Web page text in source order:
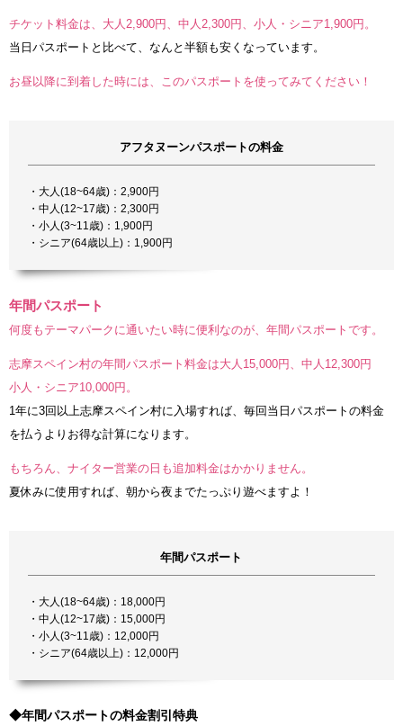
チケット料金は、大人2,900円、中人2,300円、小人・シニア1,900円。
当日パスポートと比べて、なんと半額も安くなっています。
お昼以降に到着した時には、このパスポートを使ってみてください！
アフタヌーンパスポートの料金
・大人(18~64歳)：2,900円
・中人(12~17歳)：2,300円
・小人(3~11歳)：1,900円
・シニア(64歳以上)：1,900円
年間パスポート
何度もテーマパークに通いたい時に便利なのが、年間パスポートです。
志摩スペイン村の年間パスポート料金は大人15,000円、中人12,300円
小人・シニア10,000円。
1年に3回以上志摩スペイン村に入場すれば、毎回当日パスポートの料金
を払うよりお得な計算になります。
もちろん、ナイター営業の日も追加料金はかかりません。
夏休みに使用すれば、朝から夜までたっぷり遊べますよ！
年間パスポート
・大人(18~64歳)：18,000円
・中人(12~17歳)：15,000円
・小人(3~11歳)：12,000円
・シニア(64歳以上)：12,000円
◆年間パスポートの料金割引特典